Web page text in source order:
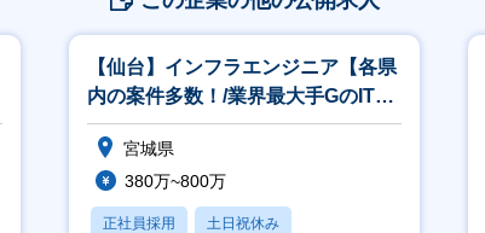
【仙台】インフラエンジニア【各県
内の案件多数！/業界最大手GのIT特
化カンパニー】
宮城県
380万~800万
正社員採用 土日祝休み